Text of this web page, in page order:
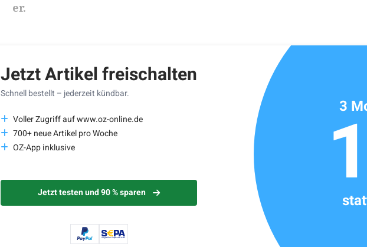
er.
Jetzt Artikel freischalten
Schnell bestellt – jederzeit kündbar.
Voller Zugriff auf www.oz-online.de
700+ neue Artikel pro Woche
OZ-App inklusive
Jetzt testen und 90 % sparen
3